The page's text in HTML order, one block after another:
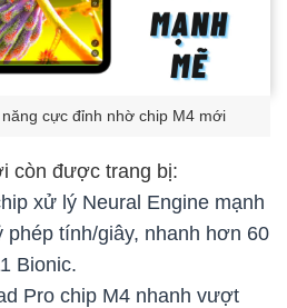
cực đỉnh nhờ chip M4 mới
còn được trang bị:
xử lý Neural Engine mạnh
phép tính/giây, nhanh hơn 60
Bionic.
Pro chip M4 nhanh vượt